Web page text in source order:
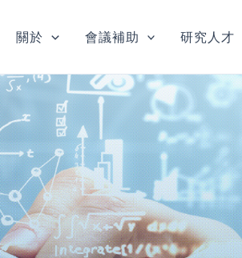
關於 會議補助 研究人才